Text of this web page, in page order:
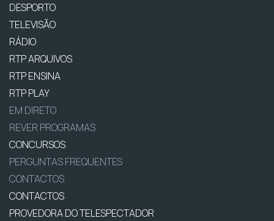
DESPORTO
TELEVISÃO
RÁDIO
RTP ARQUIVOS
RTP ENSINA
RTP PLAY
EM DIRETO
REVER PROGRAMAS
CONCURSOS
PERGUNTAS FREQUENTES
CONTACTOS
CONTACTOS
PROVEDORA DO TELESPECTADOR